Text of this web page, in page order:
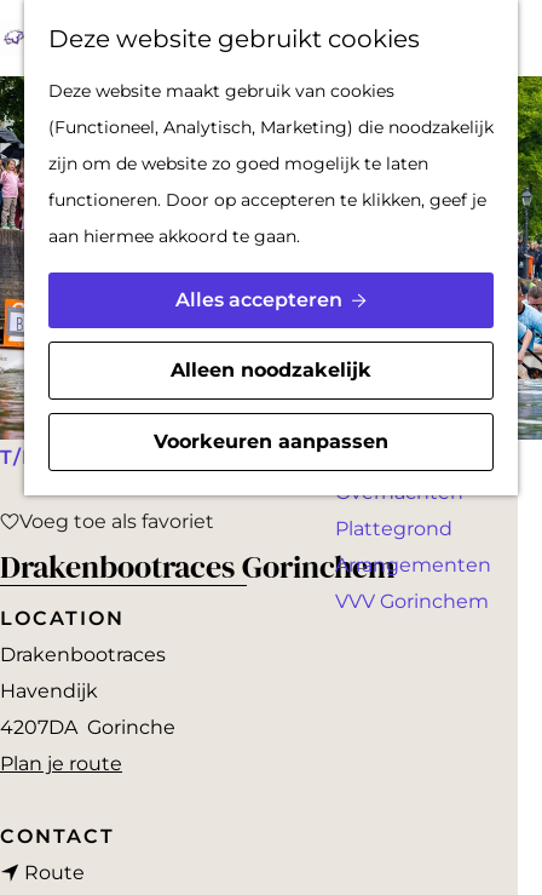
Deze website gebruikt cookies
Deze website maakt gebruik van cookies
(Functioneel, Analytisch, Marketing) die noodzakelijk
zijn om de website zo goed mogelijk te laten
functioneren. Door op accepteren te klikken, geef je
aan hiermee akkoord te gaan.
Alles accepteren
Alleen noodzakelijk
Voorkeuren aanpassen
G
a
n
a
a
r
d
e
h
o
m
e
p
g
e
F
o
t
e
n
K
t
Z
De Hollandse
Waterlinies en
Gorinchem
Vestingdriehoek
Inspiratie
PLAN JE BEZOEK
Reserveren
Bereikbaarheid
Parkeren
Overnachten
Plattegrond
Arrangementen
VVV Gorinchem
Drakenbootraces Gorinchem
T/M 6 JUNI
Voeg toe als favoriet
Voeg toe als favoriet
LOCATION
Drakenbootraces
Havendijk
4207DA Gorinche
Plan je route
CONTACT
Route